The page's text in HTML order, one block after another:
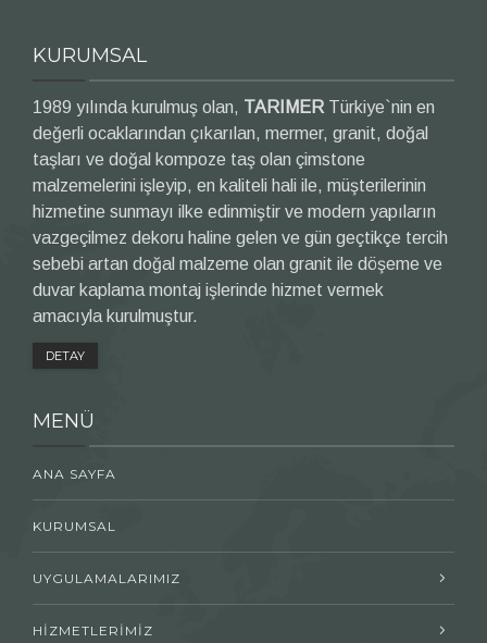
KURUMSAL
1989 yılında kurulmuş olan, TARIMER Türkiye`nin en
değerli ocaklarından çıkarılan, mermer, granit, doğal
taşları ve doğal kompoze taş olan çimstone
malzemelerini işleyip, en kaliteli hali ile, müşterilerinin
hizmetine sunmayı ilke edinmiştir ve modern yapıların
vazgeçilmez dekoru haline gelen ve gün geçtikçe tercih
sebebi artan doğal malzeme olan granit ile döşeme ve
duvar kaplama montaj işlerinde hizmet vermek
amacıyla kurulmuştur.
DETAY
MENÜ
ANA SAYFA
KURUMSAL
UYGULAMALARIMIZ
HİZMETLERİMİZ